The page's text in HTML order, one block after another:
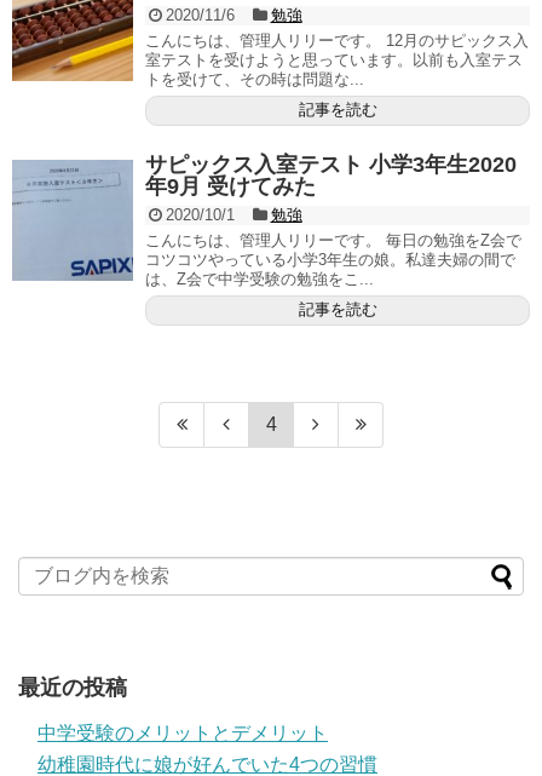
2020/11/6
勉強
こんにちは、管理人リリーです。 12月のサピックス入
室テストを受けようと思っています。以前も入室テス
トを受けて、その時は問題な...
記事を読む
サピックス入室テスト 小学3年生2020
年9月 受けてみた
2020/10/1
勉強
こんにちは、管理人リリーです。 毎日の勉強をZ会で
コツコツやっている小学3年生の娘。私達夫婦の間で
は、Z会で中学受験の勉強をこ...
記事を読む
4
最近の投稿
中学受験のメリットとデメリット
幼稚園時代に娘が好んでいた4つの習慣